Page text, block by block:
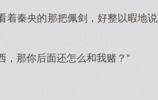
着秦央的那把佩剑，好整以暇地
，那你后面还怎么和我赌？”